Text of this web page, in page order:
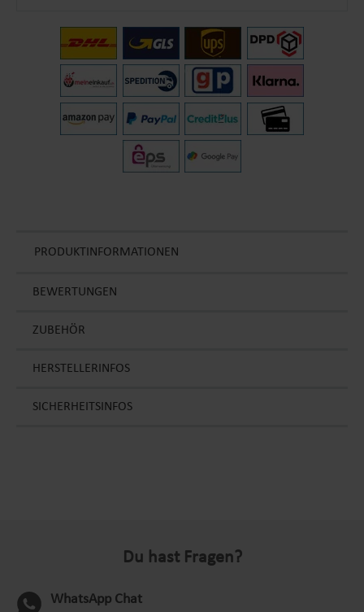
PRODUKTINFORMATIONEN
BEWERTUNGEN
ZUBEHÖR
HERSTELLERINFOS
SICHERHEITSINFOS
Du hast Fragen?
WhatsApp Chat